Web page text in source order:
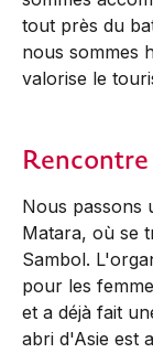
tout près du
nous sommes
valorise le
Nous passons
Matara, où se
Sambol.
pour les
et a déjà fait
abri d'Asie est